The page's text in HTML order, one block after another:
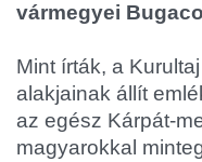
vármegyei
Mint írták, a
alakjainak állít
az egész Kárpát-
magyarokkal